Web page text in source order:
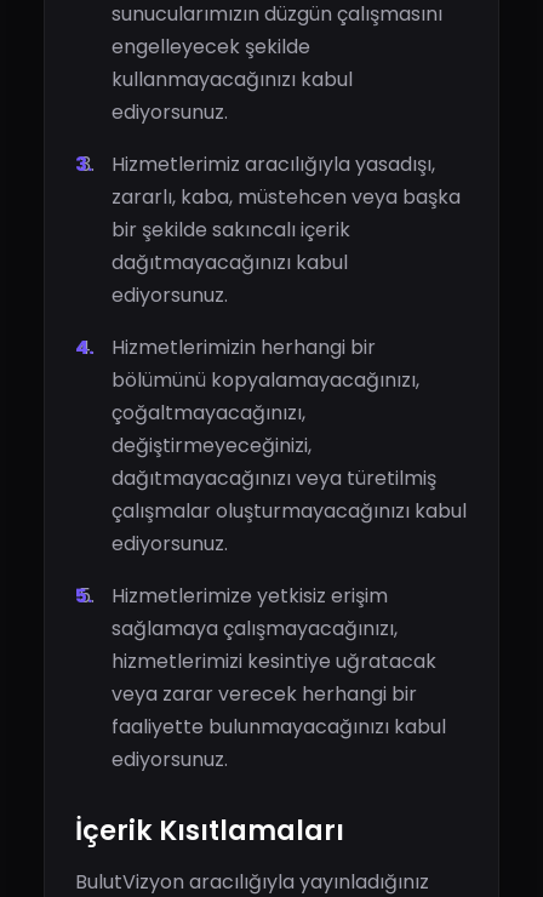
sunucularımızın düzgün çalışmasını
engelleyecek şekilde
kullanmayacağınızı kabul
ediyorsunuz.
Hizmetlerimiz aracılığıyla yasadışı,
zararlı, kaba, müstehcen veya başka
bir şekilde sakıncalı içerik
dağıtmayacağınızı kabul
ediyorsunuz.
Hizmetlerimizin herhangi bir
bölümünü kopyalamayacağınızı,
çoğaltmayacağınızı,
değiştirmeyeceğinizi,
dağıtmayacağınızı veya türetilmiş
çalışmalar oluşturmayacağınızı kabul
ediyorsunuz.
Hizmetlerimize yetkisiz erişim
sağlamaya çalışmayacağınızı,
hizmetlerimizi kesintiye uğratacak
veya zarar verecek herhangi bir
faaliyette bulunmayacağınızı kabul
ediyorsunuz.
İçerik Kısıtlamaları
BulutVizyon aracılığıyla yayınladığınız